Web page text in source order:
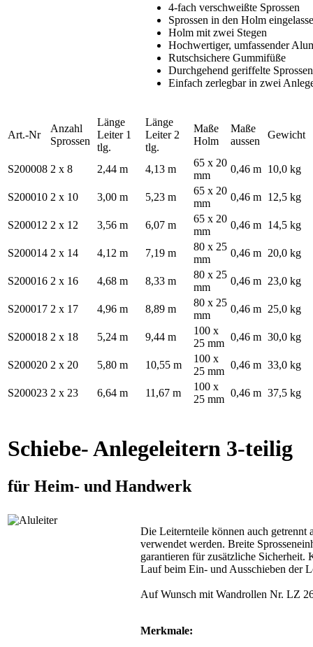
4-fach verschweißte Sprossen
Sprossen in den Holm
Holm mit zwei Stegen
Hochwertiger, umfassender
Rutschsichere Gummifüße
Durchgehend geriffelte Sprossen
Einfach zerlegbar in zwei
Art.-Nr
Anzahl
Sprossen
Länge
Leiter 1
tlg.
Länge
Leiter 2
tlg.
Maße
Holm
Maße
aussen
Gewicht
S200008 2 x 8 2,44 m 4,13 m
65 x 20
mm
0,46 m 10,0 kg
S200010 2 x 10 3,00 m 5,23 m
65 x 20
mm
0,46 m 12,5 kg
S200012 2 x 12 3,56 m 6,07 m
65 x 20
mm
0,46 m 14,5 kg
S200014 2 x 14 4,12 m 7,19 m
80 x 25
mm
0,46 m 20,0 kg
S200016 2 x 16 4,68 m 8,33 m
80 x 25
mm
0,46 m 23,0 kg
S200017 2 x 17 4,96 m 8,89 m
80 x 25
mm
0,46 m 25,0 kg
S200018 2 x 18 5,24 m 9,44 m
100 x
25 mm
0,46 m 30,0 kg
S200020 2 x 20 5,80 m 10,55 m
100 x
25 mm
0,46 m 33,0 kg
S200023 2 x 23 6,64 m 11,67 m
100 x
25 mm
0,46 m 37,5 kg
Schiebe- Anlegeleitern 3-teilig
für Heim- und Handwerk
Die Leiternteile können auch getrennt
verwendet werden. Breite
garantieren für zusätzliche
Lauf beim Ein- und Ausschieben der
Auf Wunsch mit Wandrollen Nr. LZ
Merkmale: